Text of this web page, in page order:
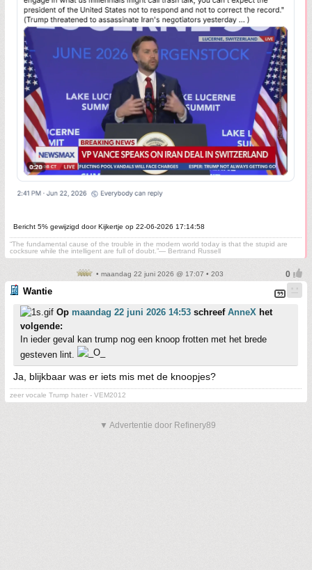
Bericht 5% gewijzigd door Kijkertje op 22-06-2026 17:14:58
“The fundamental cause of the trouble in the modern world today is that the stupid are
cocksure while the intelligent are full of doubt.”— Bertrand Russell
• maandag 22 juni 2026 @ 17:07 • 203
Wantie
Op maandag 22 juni 2026 14:53 schreef AnneX het
volgende:
In ieder geval kan trump nog een knoop frotten met het brede
gesteven lint.
Ja, blijkbaar was er iets mis met de knoopjes?
zeer vocale Trump hater - VEM2012
▼ Advertentie door Refinery89